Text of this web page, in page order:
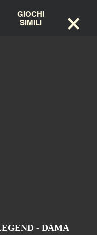
GIOCHI
SIMILI ×
- DAMA